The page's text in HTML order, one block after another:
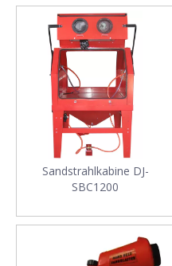
Sandstrahlkabine DJ-
SBC1200